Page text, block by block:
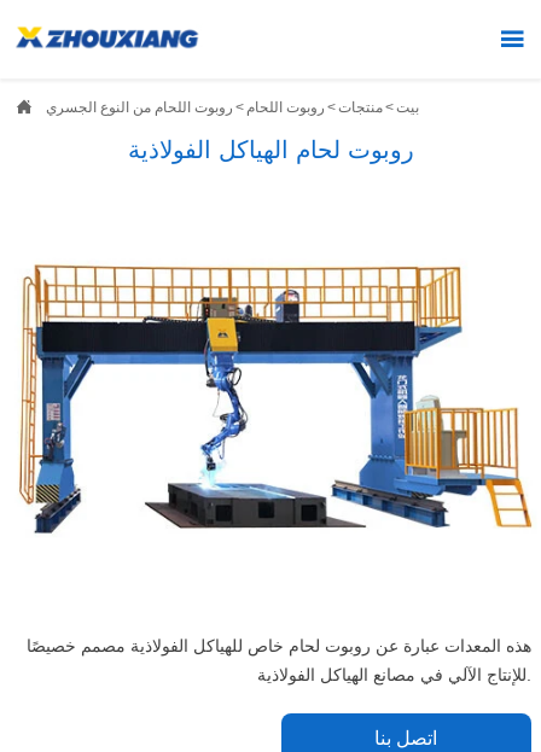

 بيت>منتجات> روبوت اللحام > روبوت اللحام من النوع الجسري
روبوت لحام الهياكل الفولاذية
هذه المعدات عبارة عن روبوت لحام خاص للهياكل الفولاذية مصمم خصيصًا
اتصل بنا